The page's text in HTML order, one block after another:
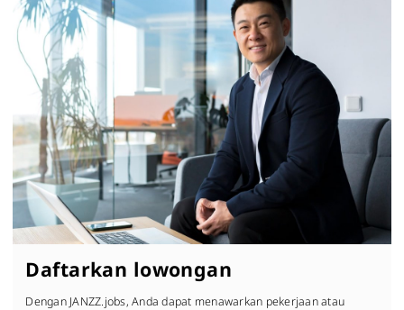
Daftarkan lowongan
Dengan JANZZ.jobs, Anda dapat menawarkan pekerjaan atau